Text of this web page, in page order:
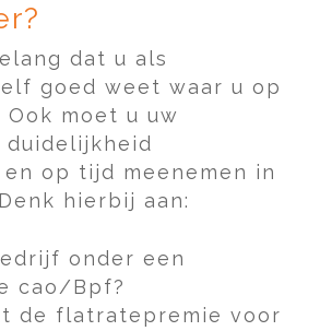
dat u als
goed weet waar u op
moet u uw
duidelijkheid
op tijd meenemen in
hierbij aan:
onder een
cao/Bpf?
de flatratepremie voor